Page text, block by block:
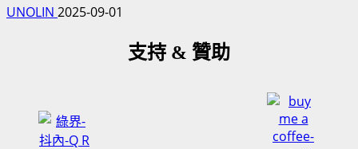
UNOLIN 2025-09-01
支持 & 贊助